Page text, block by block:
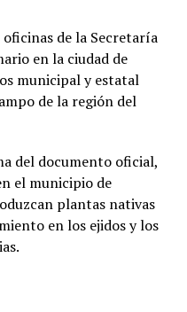
de la Secretaría
en la ciudad de
municipal y estatal
de la región del
del documento oficial,
el municipio de
plantas nativas
en los ejidos y los